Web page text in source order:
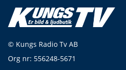
© Kungs Radio Tv AB
Org nr: 556248-5671